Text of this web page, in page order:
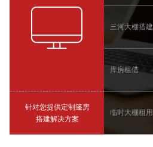
针对您提供定制篷房
搭建解决方案
三河大棚搭建
库房租借
临时大棚租用